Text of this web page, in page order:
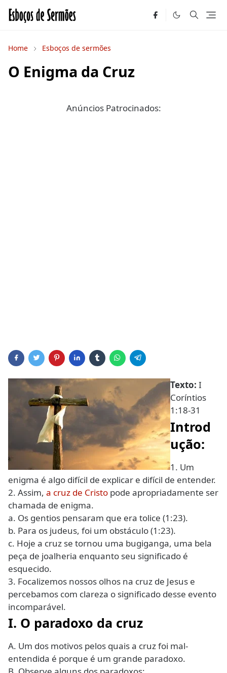
Home Esboços de sermões
O Enigma da Cruz
Anúncios Patrocinados:
Texto: I
Coríntios
1:18-31
Introd
ução:
1. Um
enigma é algo difícil de explicar e difícil de entender.
2. Assim, a cruz de Cristo pode apropriadamente ser
chamada de enigma.
a. Os gentios pensaram que era tolice (1:23).
b. Para os judeus, foi um obstáculo (1:23).
c. Hoje a cruz se tornou uma bugiganga, uma bela
peça de joalheria enquanto seu significado é
esquecido.
3. Focalizemos nossos olhos na cruz de Jesus e
percebamos com clareza o significado desse evento
incomparável.
I. O paradoxo da cruz
A. Um dos motivos pelos quais a cruz foi mal-
entendida é porque é um grande paradoxo.